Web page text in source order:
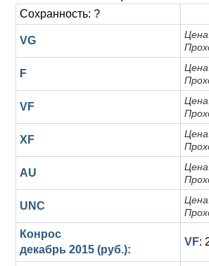
Сохранность: ?
VG
F
VF
XF
AU
UNC
Конрос
декабрь 2015 (руб.):
VF: